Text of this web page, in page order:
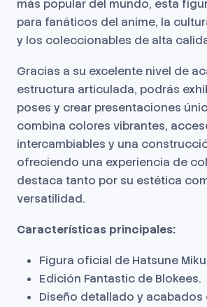
más popular del mundo, esta
para fanáticos del anime, la
y los coleccionables de alta
Gracias a su excelente nivel de
estructura articulada, podrás
poses y crear presentaciones
combina colores vibrantes,
intercambiables y una
ofreciendo una experiencia de
destaca tanto por su estética
versatilidad.
Características principales:
Figura oficial de Hatsune
Edición Fantastic de Blokees.
Diseño detallado y acabados